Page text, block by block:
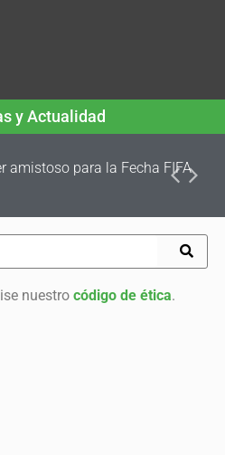
y Actualidad
amistoso para la Fecha FIFA
nuestro código de ética.